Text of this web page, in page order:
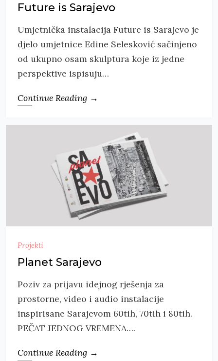
Future is Sarajevo
Umjetnička instalacija Future is Sarajevo je
djelo umjetnice Edine Selesković sačinjeno
od ukupno osam skulptura koje iz jedne
perspektive ispisuju…
Continue Reading →
Projekti
Planet Sarajevo
Poziv za prijavu idejnog rješenja za
prostorne, video i audio instalacije
inspirisane Sarajevom 60tih, 70tih i 80tih.
PEČAT JEDNOG VREMENA….
Continue Reading →